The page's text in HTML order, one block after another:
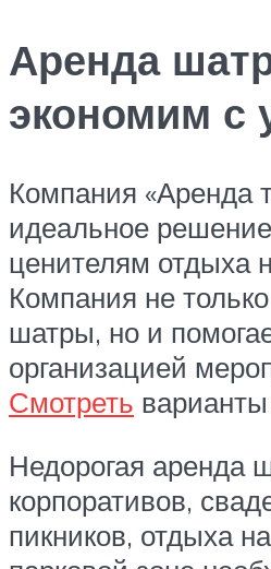
Аренда
экономим с
Компания «Аренда
идеальное
ценителям отдыха
Компания не
шатры, но и
организацией
Смотреть
Недорогая аренда
корпоративов,
пикников, отдыха